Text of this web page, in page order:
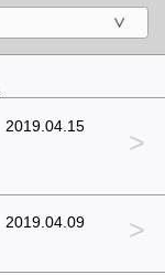
2019.04.15
>
2019.04.09 >